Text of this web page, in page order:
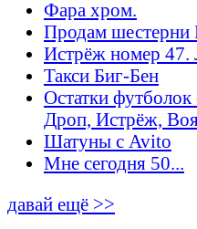
Фара хром.
Продам шестерни
Истрёж номер 47.
Такси Биг-Бен
Остатки
Дроп, Истрёж,
Шатуны с Avito
Мне сегодня 50...
давай ещё >>